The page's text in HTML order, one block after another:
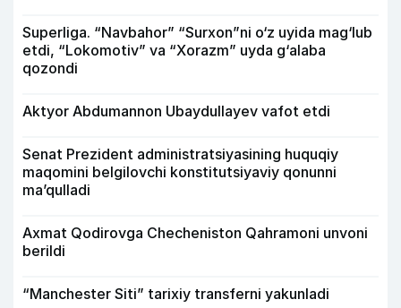
Superliga. “Navbahor” “Surxon”ni o‘z uyida mag‘lub
etdi, “Lokomotiv” va “Xorazm” uyda g‘alaba
qozondi
Aktyor Abdu­mannon Ubaydullayev vafot etdi
Senat Prezident administratsiyasining huquqiy
maqomini belgilovchi konstitutsiyaviy qonunni
ma’qulladi
Axmat Qodirovga Checheniston Qahramoni unvoni
berildi
“Manchester Siti” tarixiy transferni yakunladi